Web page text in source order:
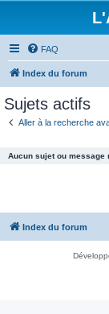
FAQ
Index du forum
Sujets actifs
Aller à la recherche
Aucun sujet ou message
Index du forum